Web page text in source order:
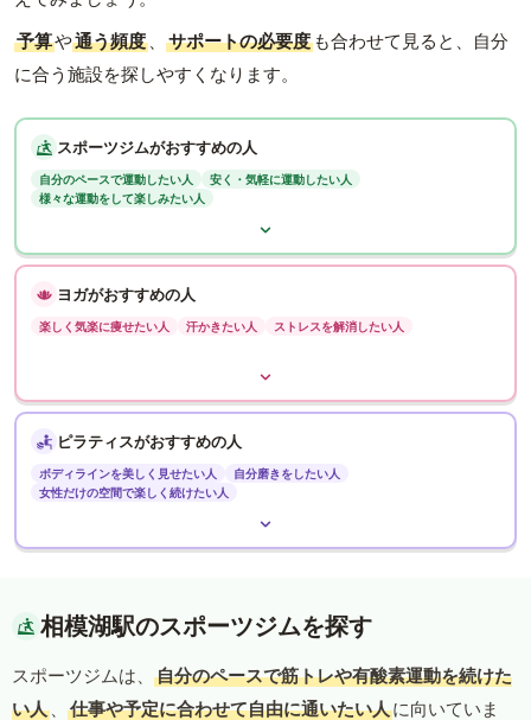
予算や通う頻度 、 サポートの必要度 も合わせて見ると、自分
に合う施設を探しやすくなります。
スポーツジムがおすすめの人
自分のペースで運動したい人
安く・気軽に運動したい人
様々な運動をして楽しみたい人
ヨガがおすすめの人
楽しく気楽に痩せたい人 汗かきたい人 ストレスを解消したい人
ピラティスがおすすめの人
ボディラインを美しく見せたい人
自分磨きをしたい人
女性だけの空間で楽しく続けたい人
相模湖駅のスポーツジムを探す
スポーツジムは、
自分のペースで筋トレや有酸素運動を続けた
い人 、 仕事や予定に合わせて自由に通いたい人に向いていま